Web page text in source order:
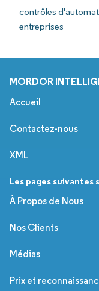
contrôles
entreprises
MORDOR
Accueil
Contactez-nous
XML
Les pages suivantes
À Propos de Nous
Nos Clients
Médias
Prix et